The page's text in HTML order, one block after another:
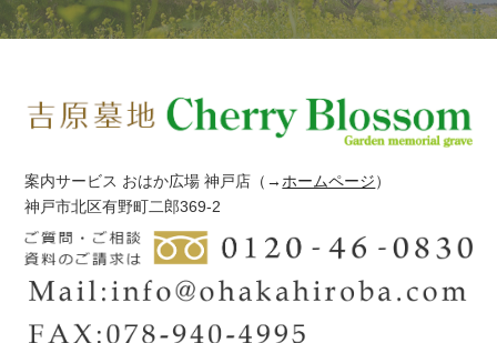
案内サービス おはか広場 神戸店 （→ ホームページ）
神戸市北区有野町二郎369-2